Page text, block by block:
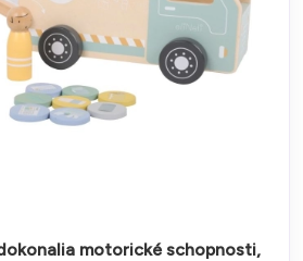
motorické schopnosti,